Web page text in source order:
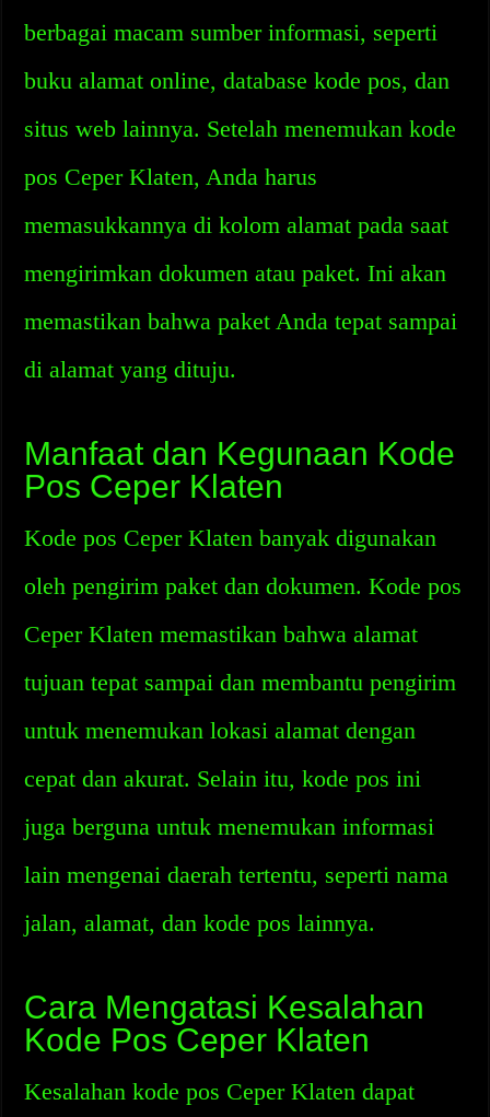
berbagai macam sumber informasi, seperti
buku alamat online, database kode pos, dan
situs web lainnya. Setelah menemukan kode
pos Ceper Klaten, Anda harus
memasukkannya di kolom alamat pada saat
mengirimkan dokumen atau paket. Ini akan
memastikan bahwa paket Anda tepat sampai
di alamat yang dituju.
Manfaat dan Kegunaan Kode
Pos Ceper Klaten
Kode pos Ceper Klaten banyak digunakan
oleh pengirim paket dan dokumen. Kode pos
Ceper Klaten memastikan bahwa alamat
tujuan tepat sampai dan membantu pengirim
untuk menemukan lokasi alamat dengan
cepat dan akurat. Selain itu, kode pos ini
juga berguna untuk menemukan informasi
lain mengenai daerah tertentu, seperti nama
jalan, alamat, dan kode pos lainnya.
Cara Mengatasi Kesalahan
Kode Pos Ceper Klaten
Kesalahan kode pos Ceper Klaten dapat